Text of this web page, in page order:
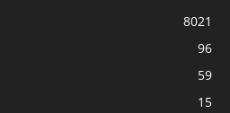
8021
96
59
15